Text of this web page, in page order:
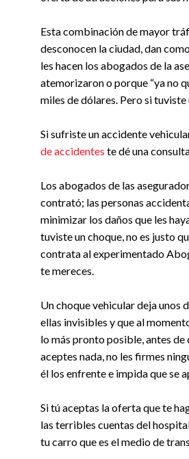
Esta combinación de mayor
desconocen la ciudad, dan
les hacen los abogados de la
atemorizaron o porque “ya no
miles de dólares. Pero si tuviste
Si sufriste un accidente
de accidentes te dé una
Los abogados de las
contrató; las personas
minimizar los daños que les
tuviste un choque, no es justo
contrata al experimentado
te mereces.
Un choque vehicular deja unos
ellas invisibles y que al
lo más pronto posible, antes de
aceptes nada, no les firmes
él los enfrente e impida que se
Si tú aceptas la oferta que te
las terribles cuentas del
tu carro que es el medio de